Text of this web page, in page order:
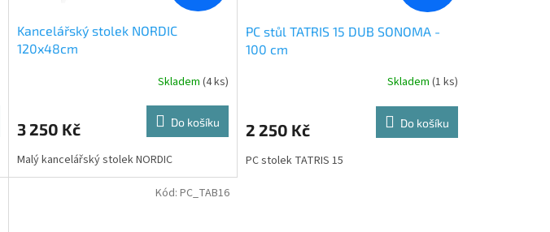
Kancelářský stolek NORDIC
120x48cm
Skladem (4 ks)
3 250 Kč Do košíku
Malý kancelářský stolek NORDIC
PC stůl TATRIS 15 DUB SONOMA -
100 cm
Skladem (1 ks)
2 250 Kč Do košíku
PC stolek TATRIS 15
Kód: PC_TAB16